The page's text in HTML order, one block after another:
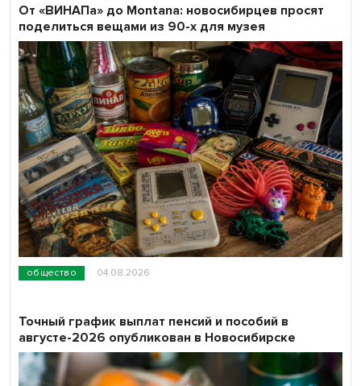
общество 04.08.2026
От «ВИНАПа» до Montana: новосибирцев просят
поделиться вещами из 90-х для музея
Точный график выплат пенсий и пособий в
августе-2026 опубликован в Новосибирске